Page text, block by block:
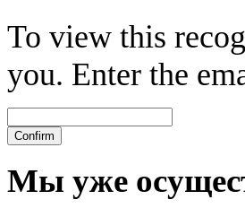
To view this
you. Enter the
Мы уже